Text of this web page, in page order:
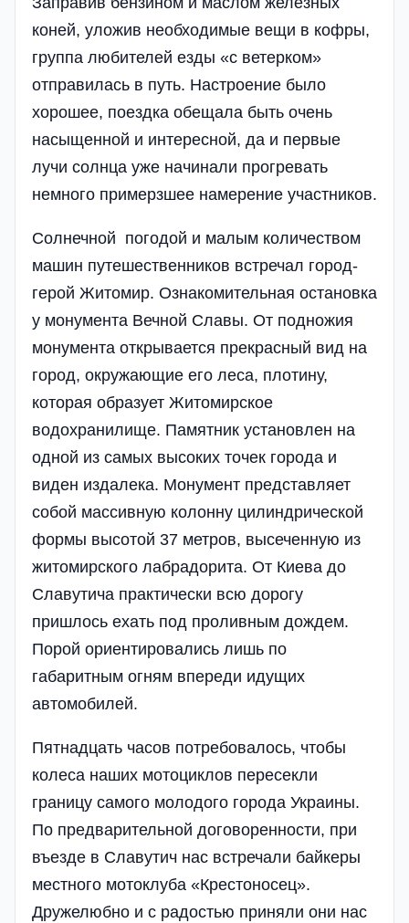
коней, уложив необходимые вещи в кофры,
группа любителей езды «с ветерком»
отправилась в путь. Настроение было
хорошее, поездка обещала быть очень
насыщенной и интересной, да и первые
лучи солнца уже начинали прогревать
немного примерзшее намерение участников.
Солнечной погодой и малым количеством
машин путешественников встречал город-
герой Житомир. Ознакомительная остановка
у монумента Вечной Славы. От подножия
монумента открывается прекрасный вид на
город, окружающие его леса, плотину,
которая образует Житомирское
водохранилище. Памятник установлен на
одной из самых высоких точек города и
виден издалека. Монумент представляет
собой массивную колонну цилиндрической
формы высотой 37 метров, высеченную из
житомирского лабрадорита. От Киева до
Славутича практически всю дорогу
пришлось ехать под проливным дождем.
Порой ориентировались лишь по
габаритным огням впереди идущих
автомобилей.
Пятнадцать часов потребовалось, чтобы
колеса наших мотоциклов пересекли
границу самого молодого города Украины.
По предварительной договоренности, при
въезде в Славутич нас встречали байкеры
местного мотоклуба «Крестоносец».
Дружелюбно и с радостью приняли они нас